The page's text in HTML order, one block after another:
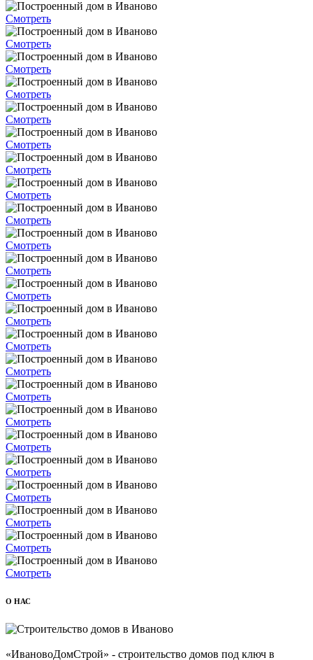
Смотреть
Смотреть
Смотреть
Смотреть
Смотреть
Смотреть
Смотреть
Смотреть
Смотреть
Смотреть
Смотреть
Смотреть
Смотреть
Смотреть
Смотреть
Смотреть
Смотреть
Смотреть
Смотреть
Смотреть
Смотреть
Смотреть
Смотреть
О НАС
«ИвановоДомСтрой» - строительство домов под ключ в